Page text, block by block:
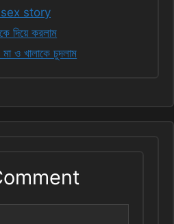
story
দিয়ে করলাম
ও খালাকে চুদলাম